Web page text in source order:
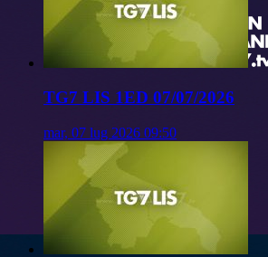
TG7 LIS 1ED 07/07/2026
mar, 07 lug 2026 09:50